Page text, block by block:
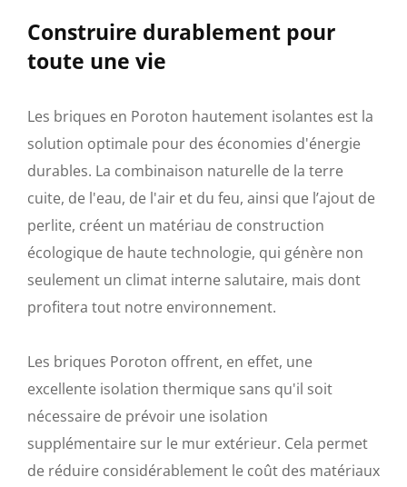
Construire durablement pour
toute une vie
Les briques en Poroton hautement isolantes est la
solution optimale pour des économies d'énergie
durables. La combinaison naturelle de la terre
cuite, de l'eau, de l'air et du feu, ainsi que l’ajout de
perlite, créent un matériau de construction
écologique de haute technologie, qui génère non
seulement un climat interne salutaire, mais dont
profitera tout notre environnement.
Les briques Poroton offrent, en effet, une
excellente isolation thermique sans qu'il soit
nécessaire de prévoir une isolation
supplémentaire sur le mur extérieur. Cela permet
de réduire considérablement le coût des matériaux